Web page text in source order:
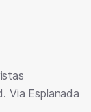
Via Esplanada